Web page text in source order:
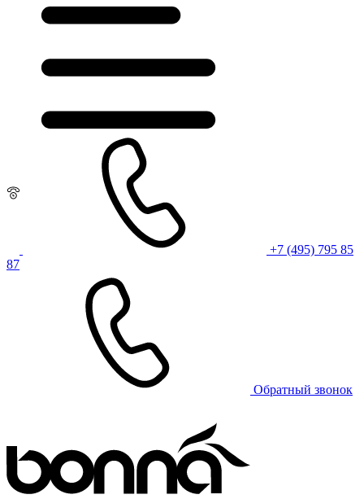
+7 (495) 795 85
87
Обратный звонок